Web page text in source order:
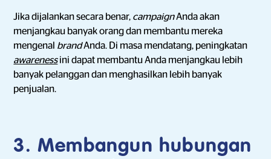
Jika dijalankan secara benar, campaignAnda akan
menjangkau banyak orang dan membantu mereka
mengenal brandAnda. Di masa mendatang, peningkatan
awareness ini dapat membantu Anda menjangkau lebih
banyak pelanggan dan menghasilkan lebih banyak
penjualan.
3. Membangun hubungan